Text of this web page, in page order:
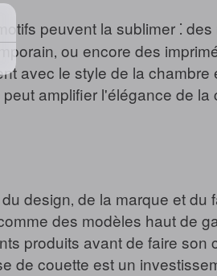
peuvent la sublimer ⁚ des
ou encore des
avec le style de la chambre
amplifier l'élégance de la
design‚ de la marque et du
des modèles haut de
produits avant de faire son
de couette est un